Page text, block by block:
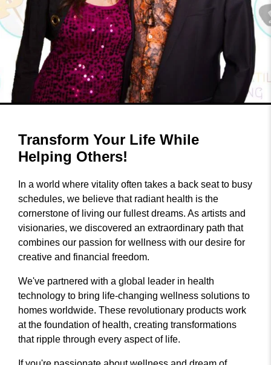
Transform Your Life While
Helping Others!
In a world where vitality often takes a back seat to busy
schedules, we believe that radiant health is the
cornerstone of living our fullest dreams. As artists and
visionaries, we discovered an extraordinary path that
combines our passion for wellness with our desire for
creative and financial freedom.
We've partnered with a global leader in health
technology to bring life-changing wellness solutions to
homes worldwide. These revolutionary products work
at the foundation of health, creating transformations
that ripple through every aspect of life.